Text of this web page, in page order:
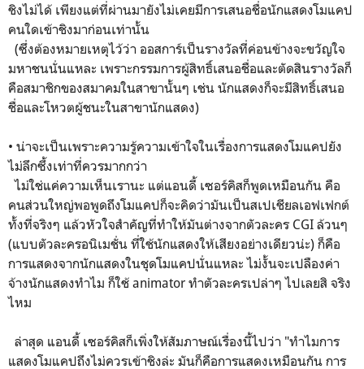
ชิงไม่ได้ เพียงแต่ที่ผ่านมายังไม่เคยมีการเสนอชื่อนักแสดงโมแคป
คนใดเข้าชิงมาก่อนเท่านั้น
(ซึ่งต้องหมายเหตุไว้ว่า ออสการ์เป็นรางวัลที่ค่อนข้างจะขวัญใจ
มหาชนนั่นแหละ เพราะกรรมการผู้สิทธิ์เสนอชื่อและตัดสินรางวัลก็
คือสมาชิกของสมาคมในสาขานั้นๆ เช่น นักแสดงก็จะมีสิทธิ์เสนอ
ชื่อและโหวตผู้ชนะในสาขานักแสดง)
• น่าจะเป็นเพราะความรู้ความเข้าใจในเรื่องการแสดงโมแคปยัง
ไม่ลึกซึ้งเท่าที่ควรมากกว่า
ไม่ใช่แค่ความเห็นเรานะ แต่แอนดี้ เซอร์คิสก็พูดเหมือนกัน คือ
คนส่วนใหญ่พอพูดถึงโมแคปก็จะคิดว่ามันเป็นสเปเชียลเอฟเฟกต์
ทั้งที่จริงๆ แล้วหัวใจสำคัญที่ทำให้มันต่างจากตัวละคร CGI ล้วนๆ
(แบบตัวละครอนิเมชั่น ที่ใช้นักแสดงให้เสียงอย่างเดียวน่ะ) ก็คือ
การแสดงจากนักแสดงในชุดโมแคปนั่นแหละ ไม่งั้นจะเปลืองค่า
จ้างนักแสดงทำไม ก็ใช้ animator ทำตัวละครเปล่าๆ ไปเลยสิ จริง
ไหม
ล่าสุด แอนดี้ เซอร์คิสก็เพิ่งให้สัมภาษณ์เรื่องนี้ไปว่า "ทำไมการ
แสดงโมแคปถึงไม่ควรเข้าชิงล่ะ มันก็คือการแสดงเหมือนกัน การ